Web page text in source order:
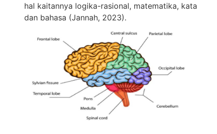
hal kaitannya logika-rasional, matematika, kata
dan bahasa (Jannah, 2023).